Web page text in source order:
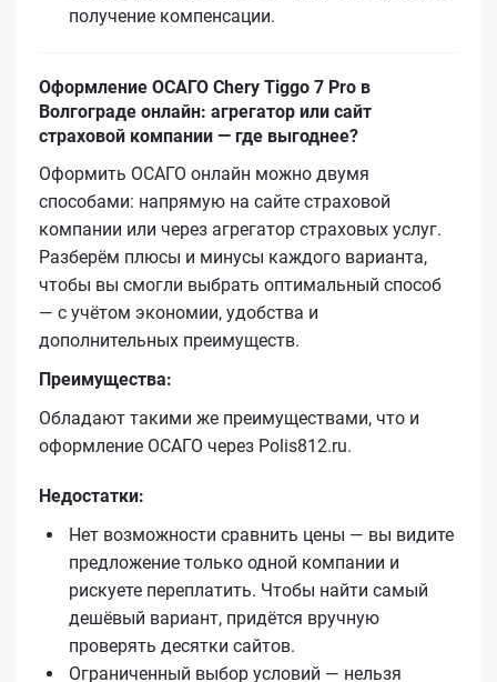
получение компенсации.
Оформление ОСАГО Chery Tiggo 7 Pro в
Волгограде онлайн: агрегатор или сайт
страховой компании — где выгоднее?
Оформить ОСАГО онлайн можно двумя
способами: напрямую на сайте страховой
компании или через агрегатор страховых услуг.
Разберём плюсы и минусы каждого варианта,
чтобы вы смогли выбрать оптимальный способ
— с учётом экономии, удобства и
дополнительных преимуществ.
Преимущества:
Обладают такими же преимуществами, что и
оформление ОСАГО через Polis812.ru.
Недостатки:
Нет возможности сравнить цены — вы видите
предложение только одной компании и
рискуете переплатить. Чтобы найти самый
дешёвый вариант, придётся вручную
проверять десятки сайтов.
Ограниченный выбор условий — нельзя